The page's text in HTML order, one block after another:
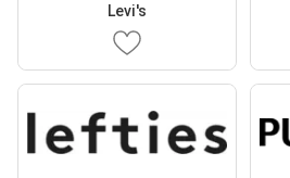
Levi's